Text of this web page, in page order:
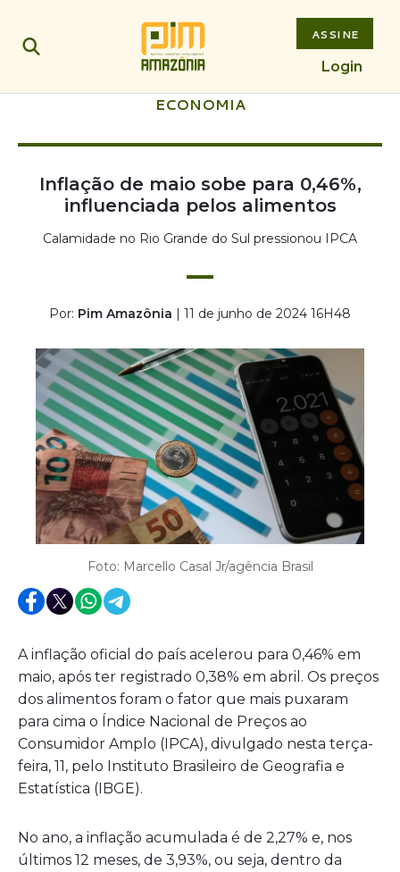
ASSINE
Login
ECONOMIA
Inflação de maio sobe para 0,46%,
influenciada pelos alimentos
Calamidade no Rio Grande do Sul pressionou IPCA
Por: Pim Amazônia | 11 de junho de 2024 16H48
Foto: Marcello Casal Jr/agência Brasil
A inflação oficial do país acelerou para 0,46% em
maio, após ter registrado 0,38% em abril. Os preços
dos alimentos foram o fator que mais puxaram
para cima o Índice Nacional de Preços ao
Consumidor Amplo (IPCA), divulgado nesta terça-
feira, 11, pelo Instituto Brasileiro de Geografia e
Estatística (IBGE).
No ano, a inflação acumulada é de 2,27% e, nos
últimos 12 meses, de 3,93%, ou seja, dentro da